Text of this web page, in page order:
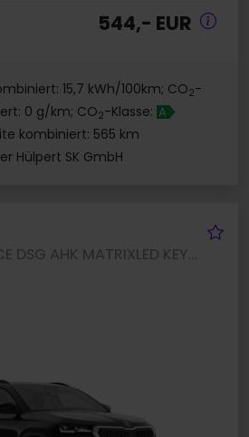
544,- EUR
15,7 kWh/100km; CO2-
0 g/km; CO2-Klasse: A
kombiniert: 565 km
Hülpert SK GmbH
Karoq 2.0 BALANCE DSG AHK MATRIXLED KEYLESS